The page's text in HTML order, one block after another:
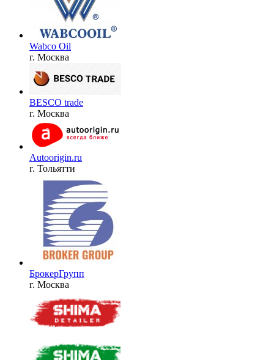
Wabco Oil
г. Москва
BESCO trade
г. Москва
Autoorigin.ru
г. Тольятти
БрокерГрупп
г. Москва